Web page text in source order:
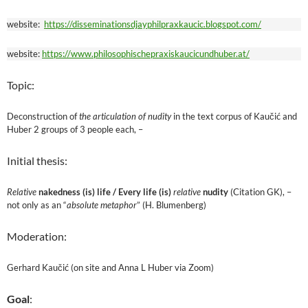
website: https://disseminationsdjayphilpraxkaucic.blogspot.com/
website: https://www.philosophischepraxiskaucicundhuber.at/
Topic:
Deconstruction ofthe articulation of nudityin the text corpus of Kaučić and
Huber 2 groups of 3 people each, –
Initial thesis:
Relativenakedness (is) life / Every life (is)relativenudity (Citation GK), –
not only as an “absolute metaphor” (H. Blumenberg)
Moderation:
Gerhard Kaučić (on site and Anna L Huber via Zoom)
Goal: